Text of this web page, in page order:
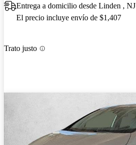
Entrega a domicilio desde Linden , NJ
El precio incluye envío de $1,407
Trato justo